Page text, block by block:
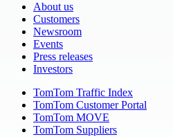
About us
Customers
Newsroom
Events
Press releases
Investors
TomTom Traffic Index
TomTom Customer Portal
TomTom MOVE
TomTom Suppliers